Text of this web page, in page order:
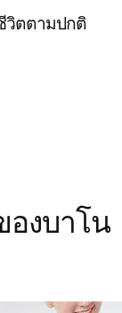
วิตตามปกติ
งบาโน